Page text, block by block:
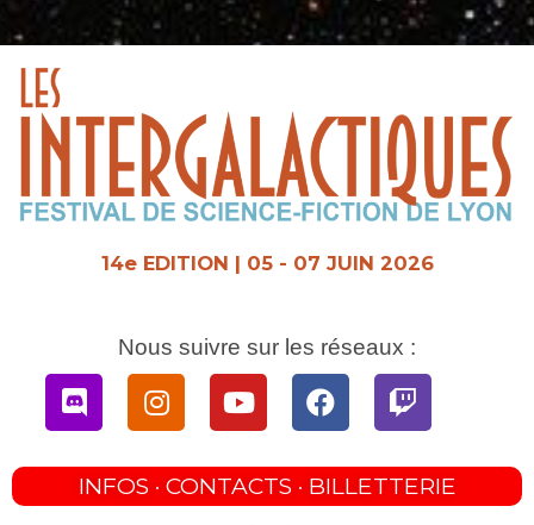
au
14e EDITION | 05 - 07 JUIN 2026
Nous suivre sur les réseaux :
DiscordInstagramYoutubeFacebookTwitch
INFOS · CONTACTS · BILLETTERIE